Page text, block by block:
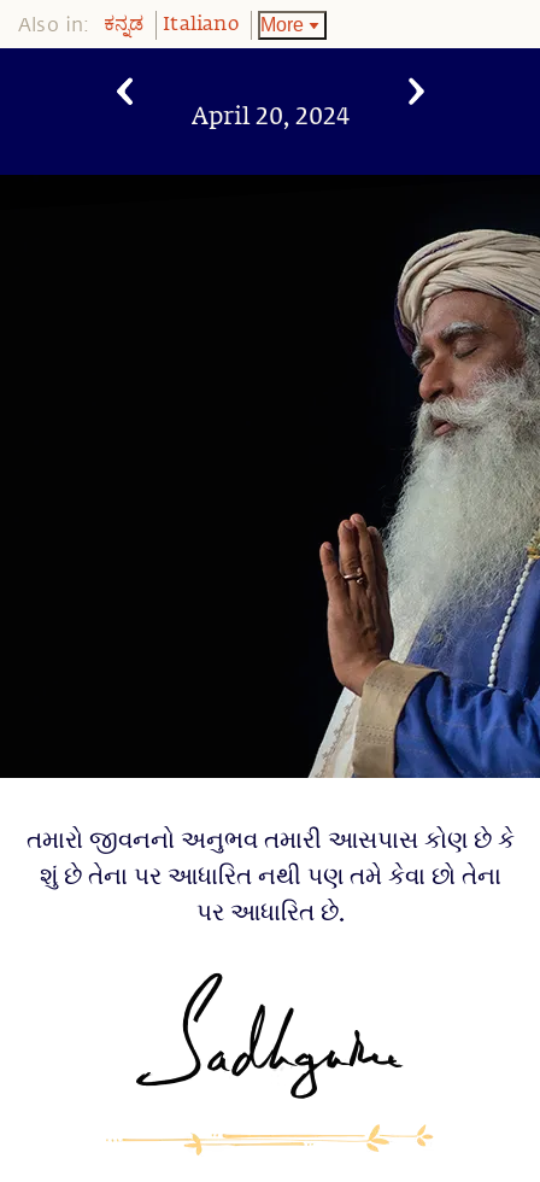
Also in: ಕನ್ನಡ Italiano More
April 20, 2024
તમારો જીવનનો અનુભવ તમારી આસપાસ કોણ છે કે
શું છે તેના પર આધારિત નથી પણ તમે કેવા છો તેના
પર આધારિત છે.